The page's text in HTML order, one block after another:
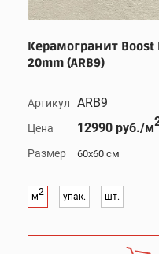
Керамогранит Boost
20mm (ARB9)
Артикул ARB9
Цена 12990 руб./м
Размер 60x60 см
м2 упак. шт.